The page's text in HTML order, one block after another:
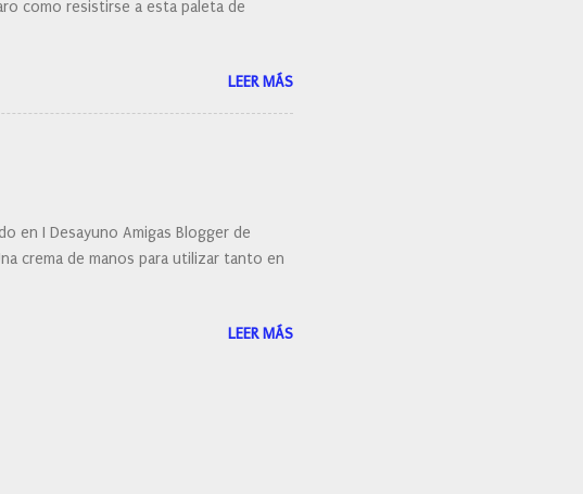
como resistirse a esta paleta de
LEER MÁS
en I Desayuno Amigas Blogger de
crema de manos para utilizar tanto en
LEER MÁS